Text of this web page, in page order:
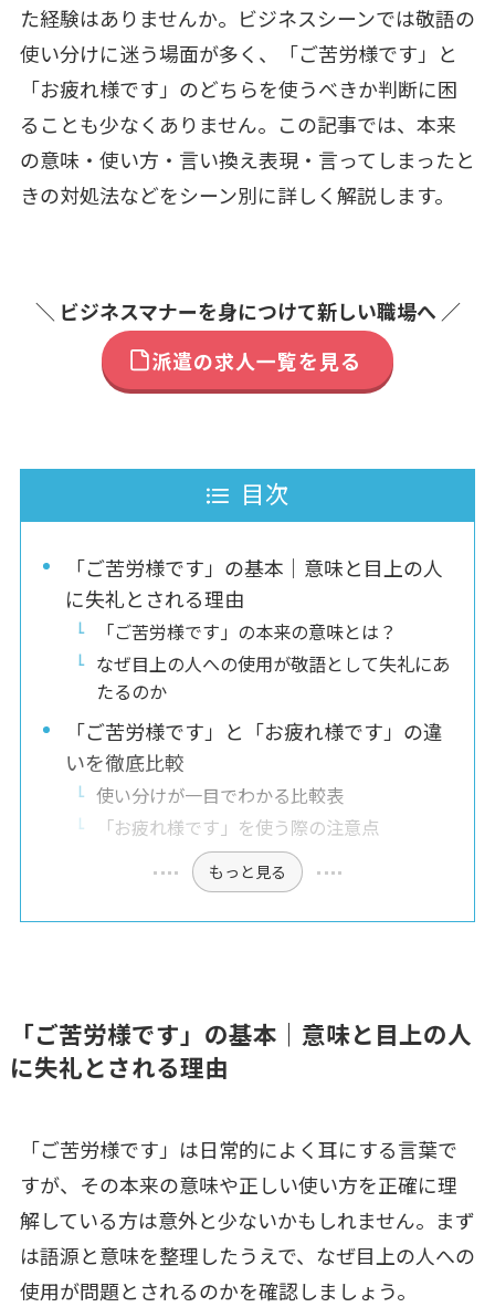
た経験はありませんか。ビジネスシーンでは敬語の
使い分けに迷う場面が多く、「ご苦労様です」と
「お疲れ様です」のどちらを使うべきか判断に困
ることも少なくありません。この記事では、本来
の意味・使い方・言い換え表現・言ってしまったと
きの対処法などをシーン別に詳しく解説します。
＼ ビジネスマナーを身につけて新しい職場へ ／
派遣の求人一覧を見る
目次
「ご苦労様です」の基本｜意味と目上の人
に失礼とされる理由
「ご苦労様です」の本来の意味とは？
なぜ目上の人への使用が敬語として失礼にあ
たるのか
「ご苦労様です」と「お疲れ様です」の違
いを徹底比較
使い分けが一目でわかる比較表
「お疲れ様です」を使う際の注意点
もっと見る
「ご苦労様です」の基本｜意味と目上の人
に失礼とされる理由
「ご苦労様です」は日常的によく耳にする言葉で
すが、その本来の意味や正しい使い方を正確に理
解している方は意外と少ないかもしれません。まず
は語源と意味を整理したうえで、なぜ目上の人への
使用が問題とされるのかを確認しましょう。